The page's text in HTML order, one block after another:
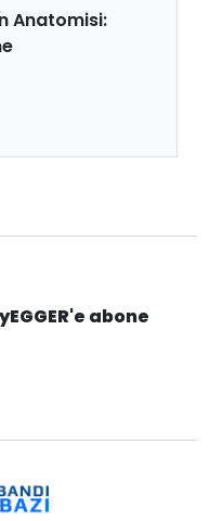
Anatomisi:
abone